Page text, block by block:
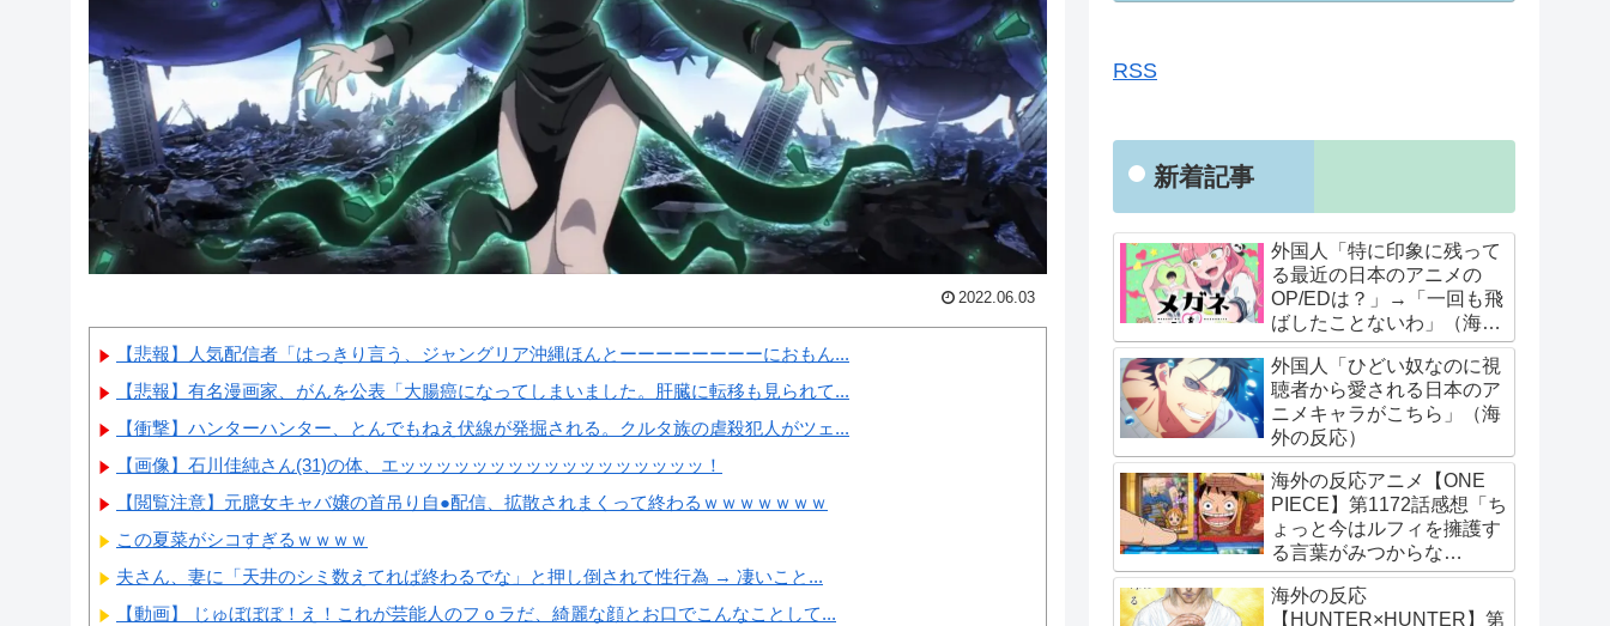
2022.06.03
【悲報】人気配信者「はっきり言う、ジャングリア沖縄ほんとーーーーーーーーにおもん...
【悲報】有名漫画家、がんを公表「大腸癌になってしまいました。肝臓に転移も見られて...
【衝撃】ハンターハンター、とんでもねえ伏線が発掘される。クルタ族の虐殺犯人がツェ...
【画像】石川佳純さん(31)の体、エッッッッッッッッッッッッッッッッッ！
【閲覧注意】元臆女キャバ嬢の首吊り自●配信、拡散されまくって終わるｗｗｗｗｗｗｗ
この夏菜がシコすぎるｗｗｗｗ
夫さん、妻に「天井のシミ数えてれば終わるでな」と押し倒されて性行為 → 凄いこと...
【動画】 じゅぼぼぼ！え！これが芸能人のフｏラだ、綺麗な顔とお口でこんなことして...
RSS
新着記事
外国人「特に印象に残って
る最近の日本のアニメの
OP/EDは？」→「一回も飛
ばしたことないわ」（海外
の反応）
外国人「ひどい奴なのに視
聴者から愛される日本のア
ニメキャラがこちら」（海
外の反応）
海外の反応アニメ【ONE
PIECE】第1172話感想「ち
ょっと今はルフィを擁護す
る言葉がみつからな
い･･･」
海外の反応
【HUNTER×HUNTER】第